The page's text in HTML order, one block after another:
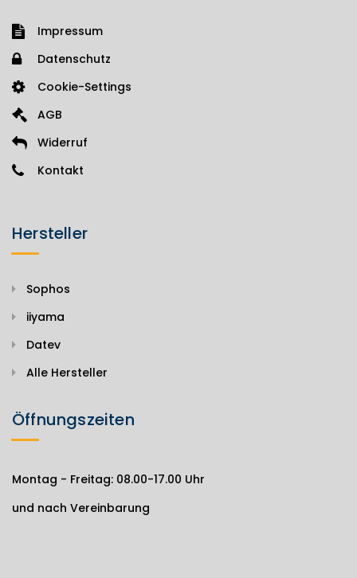
Impressum
Datenschutz
Cookie-Settings
AGB
Widerruf
Kontakt
Hersteller
Sophos
iiyama
Datev
Alle Hersteller
Öffnungszeiten
Montag - Freitag: 08.00-17.00 Uhr
und nach Vereinbarung